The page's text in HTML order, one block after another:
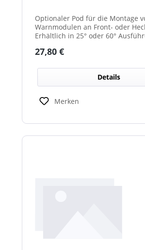
Optionaler Pod für die Montage
Warnmodulen an Front- oder
Erhältlich in 25° oder 60°
Regulärer Preis:
27,80 €
Details
Merken